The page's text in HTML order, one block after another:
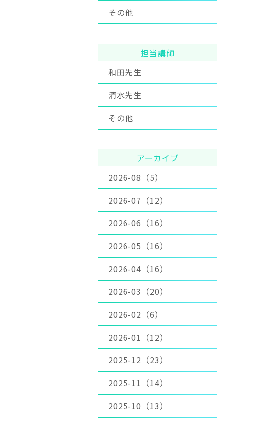
その他
担当講師
和田先生
清水先生
その他
アーカイブ
2026-08（5）
2026-07（12）
2026-06（16）
2026-05（16）
2026-04（16）
2026-03（20）
2026-02（6）
2026-01（12）
2025-12（23）
2025-11（14）
2025-10（13）